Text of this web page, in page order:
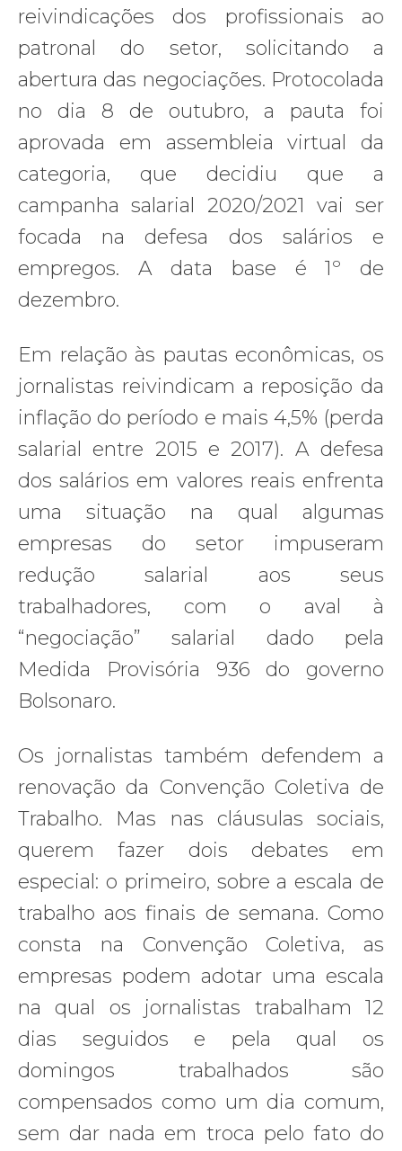
reivindicações dos profissionais ao
patronal do setor, solicitando a
abertura das negociações. Protocolada
no dia 8 de outubro, a pauta foi
aprovada em assembleia virtual da
categoria, que decidiu que a
campanha salarial 2020/2021 vai ser
focada na defesa dos salários e
empregos. A data base é 1º de
dezembro.
Em relação às pautas econômicas, os
jornalistas reivindicam a reposição da
inflação do período e mais 4,5% (perda
salarial entre 2015 e 2017). A defesa
dos salários em valores reais enfrenta
uma situação na qual algumas
empresas do setor impuseram
redução salarial aos seus
trabalhadores, com o aval à
“negociação” salarial dado pela
Medida Provisória 936 do governo
Bolsonaro.
Os jornalistas também defendem a
renovação da Convenção Coletiva de
Trabalho. Mas nas cláusulas sociais,
querem fazer dois debates em
especial: o primeiro, sobre a escala de
trabalho aos finais de semana. Como
consta na Convenção Coletiva, as
empresas podem adotar uma escala
na qual os jornalistas trabalham 12
dias seguidos e pela qual os
domingos trabalhados são
compensados como um dia comum,
sem dar nada em troca pelo fato do